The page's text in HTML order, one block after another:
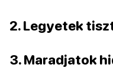
2. Legyetek
3. Maradjatok